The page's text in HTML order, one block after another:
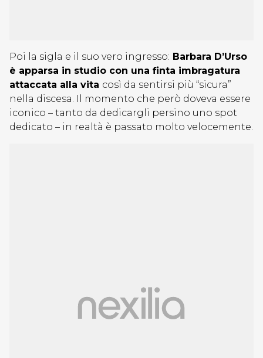
Poi la sigla e il suo vero ingresso: Barbara D’Urso
è apparsa in studio con una finta imbragatura
attaccata alla vita così da sentirsi più “sicura”
nella discesa. Il momento che però doveva essere
iconico – tanto da dedicargli persino uno spot
dedicato – in realtà è passato molto velocemente.